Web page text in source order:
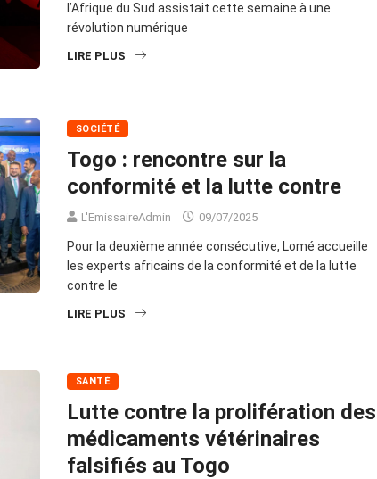
l’Afrique du Sud assistait cette semaine à une
révolution numérique
LIRE PLUS
SOCIÉTÉ
Togo : rencontre sur la
conformité et la lutte contre
L'EmissaireAdmin 09/07/2025
Pour la deuxième année consécutive, Lomé accueille
les experts africains de la conformité et de la lutte
contre le
LIRE PLUS
SANTÉ
Lutte contre la prolifération des
médicaments vétérinaires
falsifiés au Togo